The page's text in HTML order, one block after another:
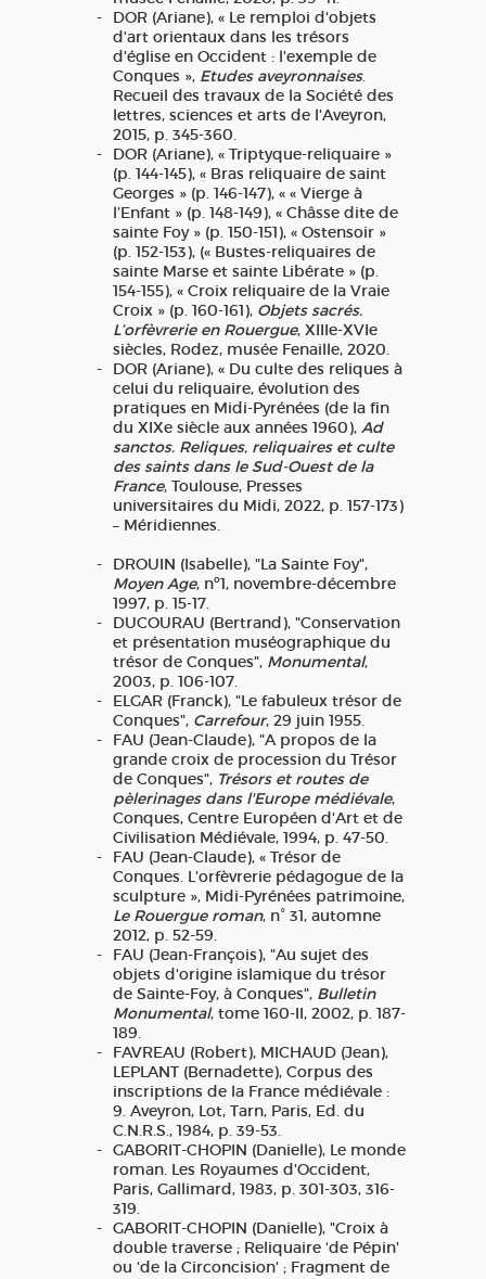
DOR (Ariane), « Le remploi d'objets
d'art orientaux dans les trésors
d'église en Occident : l'exemple de
Conques », Etudes aveyronnaises.
Recueil des travaux de la Société des
lettres, sciences et arts de l'Aveyron,
2015, p. 345-360.
DOR (Ariane), « Triptyque-reliquaire »
(p. 144-145), « Bras reliquaire de saint
Georges » (p. 146-147), « « Vierge à
l’Enfant » (p. 148-149), « Châsse dite de
sainte Foy » (p. 150-151), « Ostensoir »
(p. 152-153), (« Bustes-reliquaires de
sainte Marse et sainte Libérate » (p.
154-155), « Croix reliquaire de la Vraie
Croix » (p. 160-161), Objets sacrés.
L’orfèvrerie en Rouergue, XIIIe-XVIe
siècles, Rodez, musée Fenaille, 2020.
DOR (Ariane), « Du culte des reliques à
celui du reliquaire, évolution des
pratiques en Midi-Pyrénées (de la fin
du XIXe siècle aux années 1960), Ad
sanctos. Reliques, reliquaires et culte
des saints dans le Sud-Ouest de la
France, Toulouse, Presses
universitaires du Midi, 2022, p. 157-173)
– Méridiennes.
DROUIN (Isabelle), "La Sainte Foy",
Moyen Age, nº1, novembre-décembre
1997, p. 15-17.
DUCOURAU (Bertrand), "Conservation
et présentation muséographique du
trésor de Conques", Monumental,
2003, p. 106-107.
ELGAR (Franck), "Le fabuleux trésor de
Conques", Carrefour, 29 juin 1955.
FAU (Jean-Claude), "A propos de la
grande croix de procession du Trésor
de Conques", Trésors et routes de
pèlerinages dans l'Europe médiévale,
Conques, Centre Européen d'Art et de
Civilisation Médiévale, 1994, p. 47-50.
FAU (Jean-Claude), « Trésor de
Conques. L'orfèvrerie pédagogue de la
sculpture », Midi-Pyrénées patrimoine,
Le Rouergue roman, n° 31, automne
2012, p. 52-59.
FAU (Jean-François), "Au sujet des
objets d'origine islamique du trésor
de Sainte-Foy, à Conques", Bulletin
Monumental, tome 160-II, 2002, p. 187-
189.
FAVREAU (Robert), MICHAUD (Jean),
LEPLANT (Bernadette), Corpus des
inscriptions de la France médiévale :
9. Aveyron, Lot, Tarn, Paris, Ed. du
C.N.R.S., 1984, p. 39-53.
GABORIT-CHOPIN (Danielle), Le monde
roman. Les Royaumes d'Occident,
Paris, Gallimard, 1983, p. 301-303, 316-
319.
GABORIT-CHOPIN (Danielle), "Croix à
double traverse ; Reliquaire ‘de Pépin'
ou ‘de la Circoncision' ; Fragment de